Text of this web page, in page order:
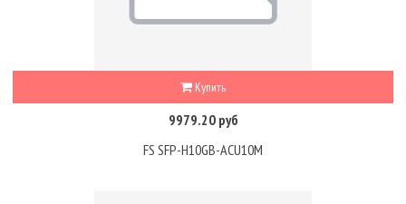
Купить
9979.20 руб
FS SFP-H10GB-ACU10M